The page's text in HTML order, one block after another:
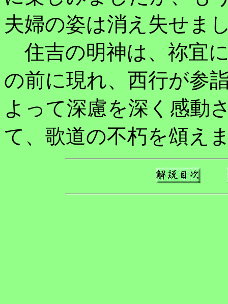
夫婦の姿は消え失せま
住吉の明神は、祢宜
の前に現れ、西行が参
よって深慮を深く感動
て、歌道の不朽を頌え